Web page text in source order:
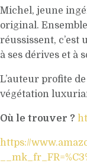
Michel, jeune
original.
réussissent, c’est
à ses dérives et à
L’auteur profite
végétation
Où le trouver ?
https://